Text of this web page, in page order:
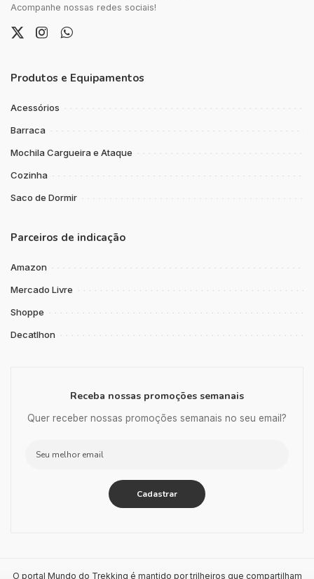
Acompanhe nossas redes sociais!
Produtos e Equipamentos
Acessórios
Barraca
Mochila Cargueira e Ataque
Cozinha
Saco de Dormir
Parceiros de indicação
Amazon
Mercado Livre
Shoppe
Decatlhon
Receba nossas promoções semanais
Quer receber nossas promoções semanais no seu email?
O portal Mundo do Trekking é mantido por trilheiros que compartilham